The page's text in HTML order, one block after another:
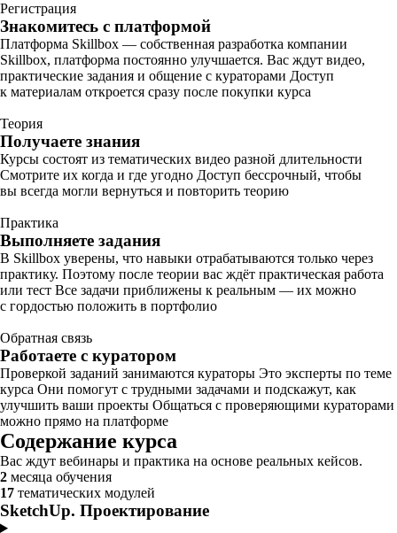
Регистрация
Знакомитесь с платформой
Платформа Skillbox — собственная разработка компании
Skillbox, платформа постоянно улучшается. Вас ждут видео,
практические задания и общение с кураторами Доступ
к материалам откроется сразу после покупки курса
Теория
Получаете знания
Курсы состоят из тематических видео разной длительности
Смотрите их когда и где угодно Доступ бессрочный, чтобы
вы всегда могли вернуться и повторить теорию
Практика
Выполняете задания
В Skillbox уверены, что навыки отрабатываются только через
практику. Поэтому после теории вас ждёт практическая работа
или тест Все задачи приближены к реальным — их можно
с гордостью положить в портфолио
Обратная связь
Работаете с куратором
Проверкой заданий занимаются кураторы Это эксперты по теме
курса Они помогут с трудными задачами и подскажут, как
улучшить ваши проекты Общаться с проверяющими кураторами
можно прямо на платформе
Содержание курса
Вас ждут вебинары и практика на основе реальных кейсов.
2 месяца обучения
17 тематических модулей
SketchUp. Проектирование